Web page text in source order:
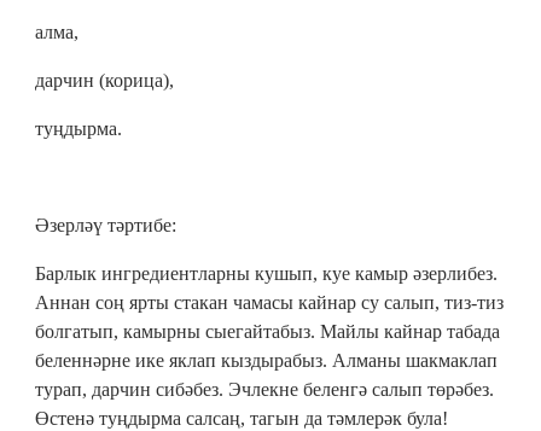
алма,
дарчин (корица),
туңдырма.
Әзерләү тәртибе:
Барлык ингредиентларны кушып, куе камыр әзерлибез.
Аннан соң ярты стакан чамасы кайнар су салып, тиз-тиз
болгатып, камырны сыегайтабыз. Майлы кайнар табада
беленнәрне ике яклап кыздырабыз. Алманы шакмаклап
турап, дарчин сибәбез. Эчлекне беленгә салып төрәбез.
Өстенә туңдырма салсаң, тагын да тәмлерәк була!